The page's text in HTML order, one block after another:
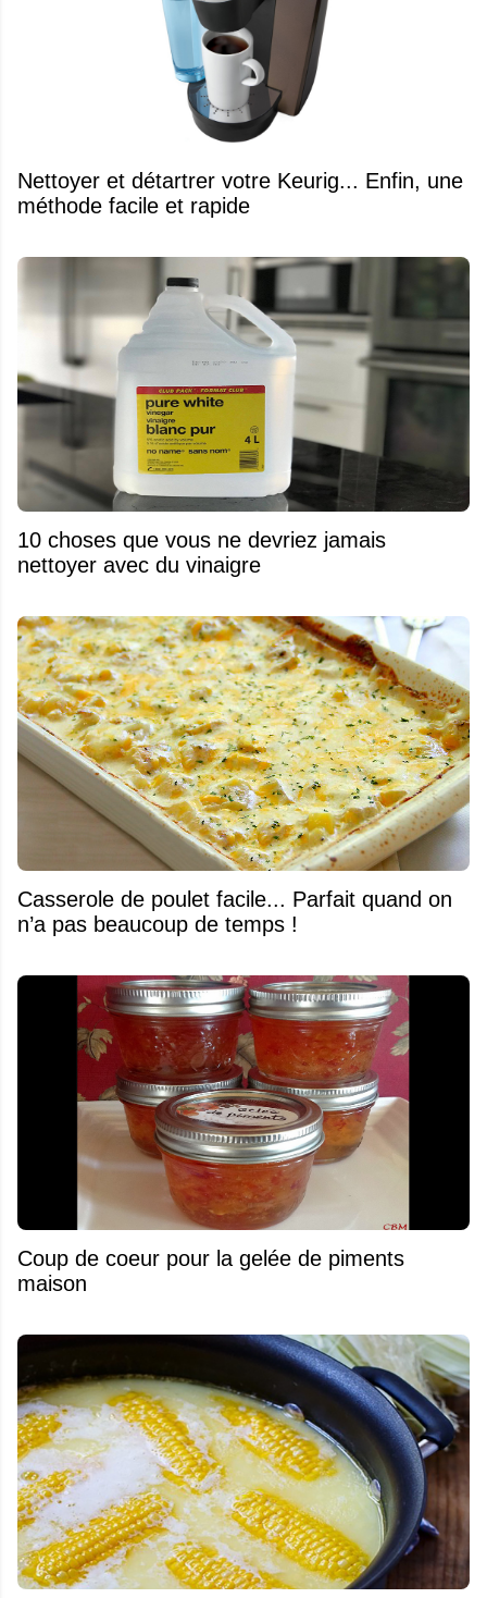
Nettoyer et détartrer votre Keurig... Enfin, une
méthode facile et rapide
10 choses que vous ne devriez jamais
nettoyer avec du vinaigre
Casserole de poulet facile... Parfait quand on
n’a pas beaucoup de temps !
Coup de coeur pour la gelée de piments
maison